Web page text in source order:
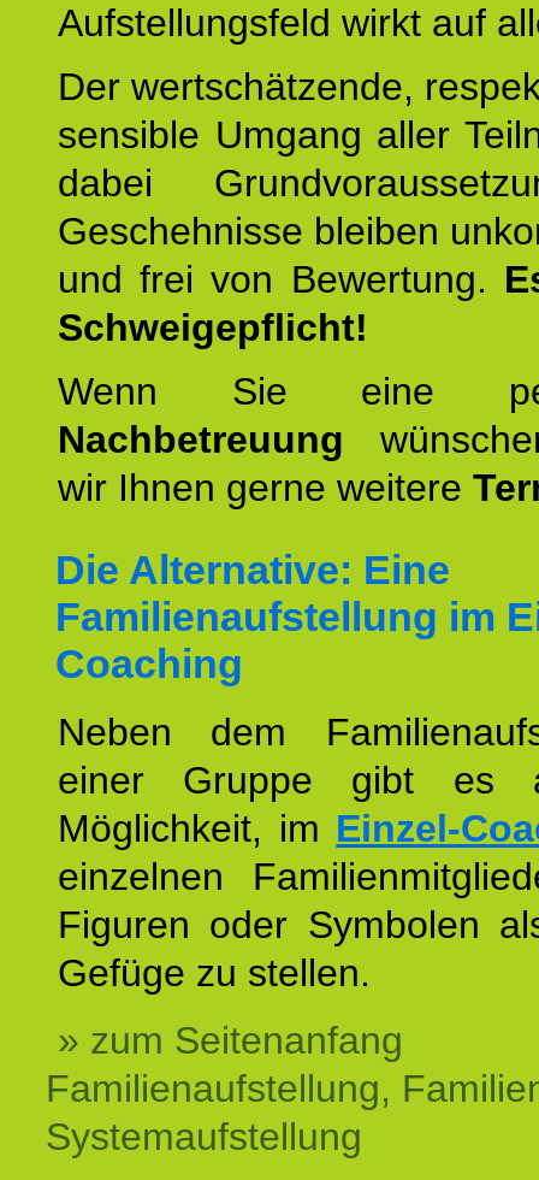
Aufstellungsfeld wirkt auf
Der wertschätzende,
sensible Umgang aller
dabei
Geschehnisse bleiben
und frei von Bewertung.
Schweigepflicht!
Wenn Sie eine
Nachbetreuung
wir Ihnen gerne weitere
Die Alternative: Eine
Familienaufstellung im
Coaching
Neben dem
einer Gruppe gibt es
Möglichkeit, im Einzel-
einzelnen
Figuren oder Symbolen
Gefüge zu stellen.
» zum Seitenanfang
Familienaufstellung,
Systemaufstellung